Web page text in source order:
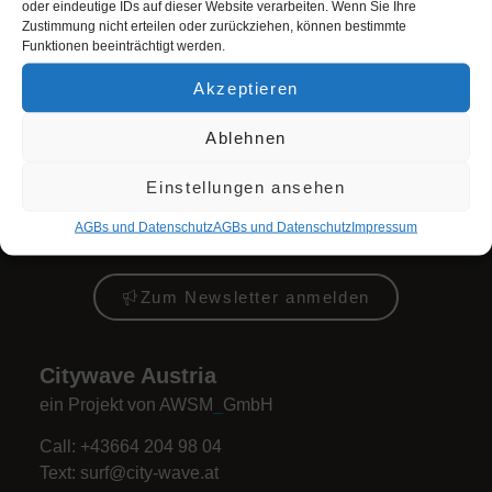
oder eindeutige IDs auf dieser Website verarbeiten. Wenn Sie Ihre
Zustimmung nicht erteilen oder zurückziehen, können bestimmte
Funktionen beeinträchtigt werden.
Akzeptieren
Ablehnen
Einstellungen ansehen
AGBs und DatenschutzAGBs und DatenschutzImpres­sum
Sa + Fei: 10 bis 23 Uhr
So: 10 bis 22 Uhr
+ alle zeigen
Newsletter Anmeldung
Zum Newsletter anmelden
Citywave Austria
ein Projekt von AWSM GmbH
Call: +43664 204 98 04
Text: surf@city-wave.at